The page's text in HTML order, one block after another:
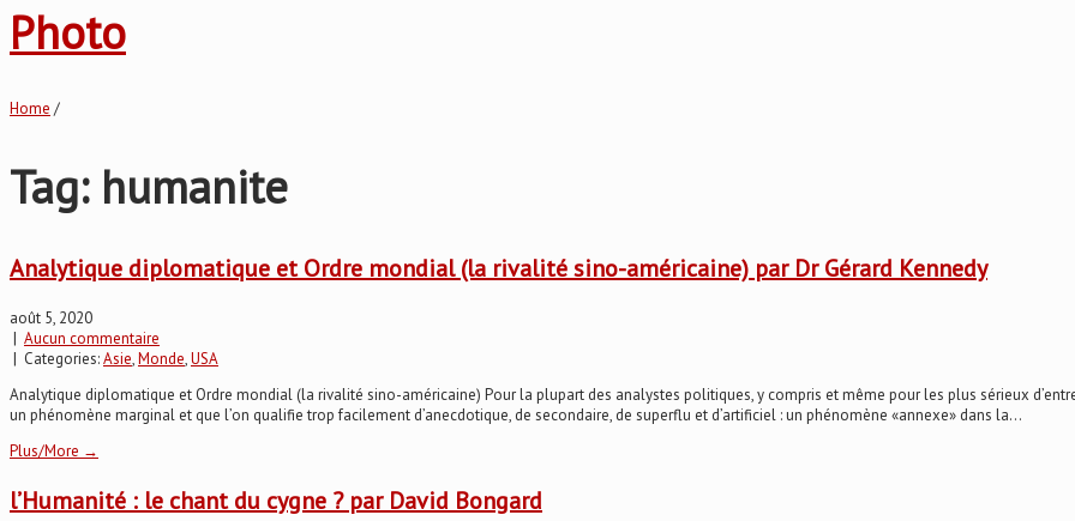
Photo
Home /
Tag: humanite
Analytique diplomatique et Ordre mondial (la rivalité sino-américaine) par Dr Gérard Kennedy
août 5, 2020
| Aucun commentaire
| Categories:Asie,Monde,USA
Analytique diplomatique et Ordre mondial (la rivalité sino-américaine) Pour la plupart des analystes politiques, y compris et même pour les plus sérieux
un phénomène marginal et que l’on qualifie trop facilement d’anecdotique, de secondaire, de superflu et d’artificiel : un phénomène «annexe» dans la...
Plus/More →
l’Humanité : le chant du cygne ? par David Bongard